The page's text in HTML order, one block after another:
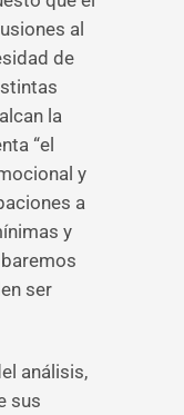
al
de
la
“el
y
a
y
ser
análisis,
sus